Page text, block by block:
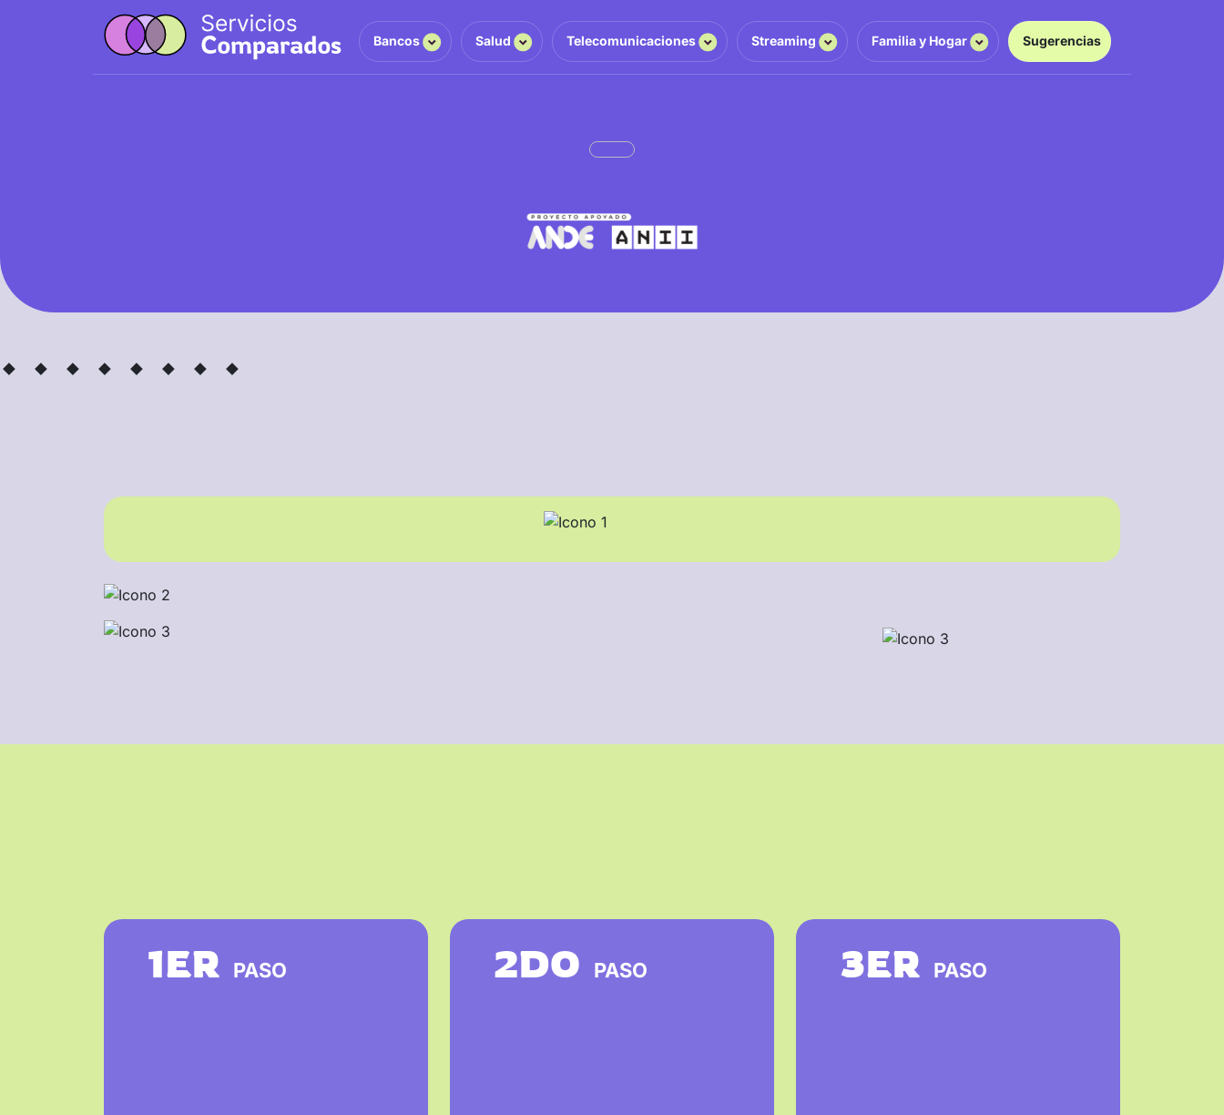
Bancos Salud Telecomunicaciones Streaming Familia y Hogar Sugerencias
· · · · · · · ·
1ER PASO 2DO PASO 3ER PASO